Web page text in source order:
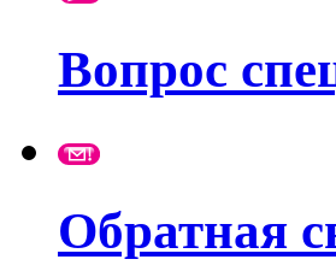
Вопрос
Обратная